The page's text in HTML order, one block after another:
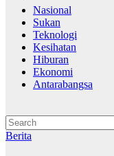
Nasional
Sukan
Teknologi
Kesihatan
Hiburan
Ekonomi
Antarabangsa
Berita